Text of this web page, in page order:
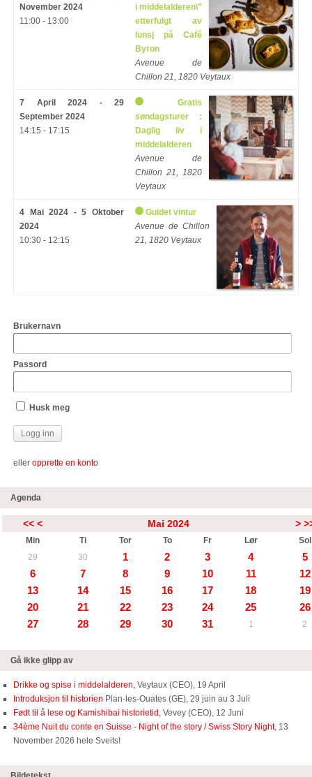
November 2024
11:00 - 13:00
i middelalderen\”
etterfulgt av
lunsj på Café
Byron
Avenue de
Chillon 21, 1820 Veytaux
7 April 2024 - 29
September 2024
14:15 - 17:15
Gratis
søndagsturer :
Daglig liv i
middelalderen
Avenue de
Chillon 21, 1820
Veytaux
4 Mai 2024 - 5 Oktober
2024
10:30 - 12:15
Guidet vintur
Avenue de Chillon
21, 1820 Veytaux
Brukernavn
Passord
Husk meg
eller opprette en konto
Agenda
<< < Mai 2024 >
Min Ti Tor To Fr Lør
Sol
29
30 1 2 3 4
5
6
7 8 9 10 11
12
13
14 15 16 17 18
19
20
21 22 23 24 25
26
27
28 29 30 31 1 2
Gå ikke glipp av
Drikke og spise i middelalderen, Veytaux (CEO), 19 April
Introduksjon til historien Plan-les-Ouates (GE), 29 juin au 3 Juli
Født til å lese og Kamishibai historietid, Vevey (CEO), 12 Juni
34ème Nuit du conte en Suisse - Night of the story / Swiss Story Night, 13
November 2026 hele Sveits!